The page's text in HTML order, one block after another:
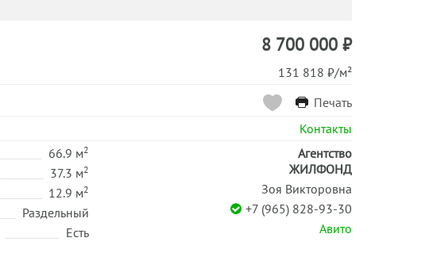
8 700 000 ₽
131 818 ₽/м²
Печать
Контакты
66.9 м2
37.3 м2
12.9 м2
Раздельный
Есть
Агентство
ЖИЛФОНД
Зоя Викторовна
+7 (965) 828-93-30
Авито